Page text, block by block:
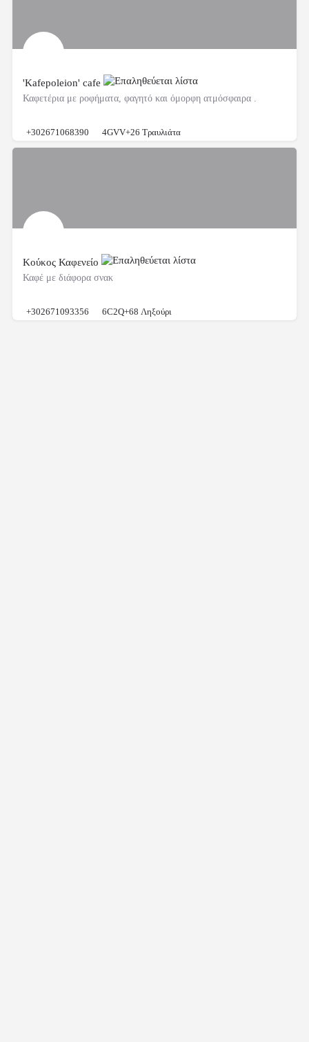
'Kafepoleion' cafe
Καφετέρια με ροφήματα, φαγητό και όμορφη ατμόσφαιρα .
+302671068390 4GVV+26 Τραυλιάτα
Κούκος Καφενείο
Καφέ με διάφορα σνακ
+302671093356 6C2Q+68 Ληξούρι